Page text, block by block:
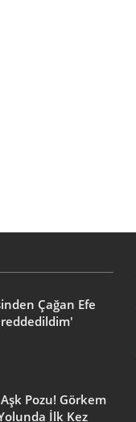
Çağan Efe
Pozu! Görkem
İlk Kez